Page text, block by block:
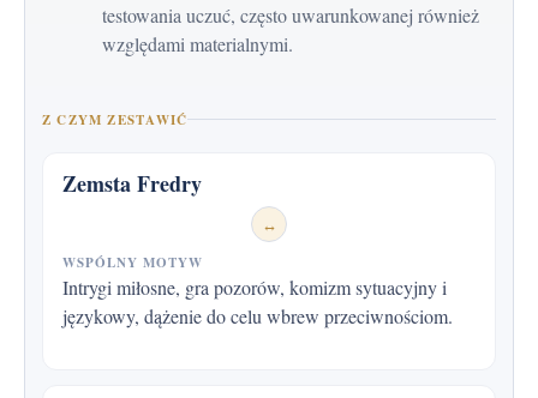
testowania uczuć, często uwarunkowanej również
względami materialnymi.
Z CZYM ZESTAWIĆ
Zemsta Fredry
↔
WSPÓLNY MOTYW
Intrygi miłosne, gra pozorów, komizm sytuacyjny i
językowy, dążenie do celu wbrew przeciwnościom.